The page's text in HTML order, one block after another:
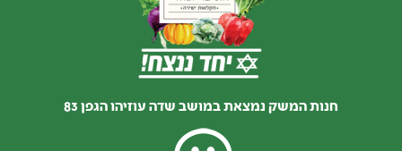
חנות המשק נמצאת במושב שדה עוזיהו הגפן 83